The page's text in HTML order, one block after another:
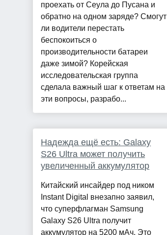
проехать от Сеула до Пусана и
обратно на одном заряде? Смогут
ли водители перестать
беспокоиться о
производительности батареи
даже зимой? Корейская
исследовательская группа
сделала важный шаг к ответам на
эти вопросы, разрабо...
Надежда ещё есть: Galaxy
S26 Ultra может получить
увеличенный аккумулятор
Китайский инсайдер под ником
Instant Digital внезапно заявил,
что суперфлагман Samsung
Galaxy S26 Ultra получит
аккумулятор на 5200 мАч. Это